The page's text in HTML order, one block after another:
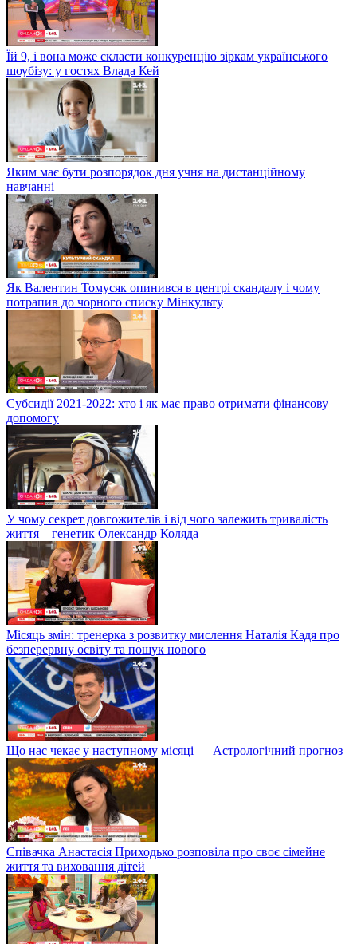
Їй 9, і вона може скласти конкуренцію зіркам українського
шоубізу: у гостях Влада Кей
Яким має бути розпорядок дня учня на дистанційному
навчанні
Як Валентин Томусяк опинився в центрі скандалу і чому
потрапив до чорного списку Мінкульту
Субсидії 2021-2022: хто і як має право отримати фінансову
допомогу
У чому секрет довгожителів і від чого залежить тривалість
життя – генетик Олександр Коляда
Місяць змін: тренерка з розвитку мислення Наталія Кадя про
безперервну освіту та пошук нового
Що нас чекає у наступному місяці — Астрологічний прогноз
Співачка Анастасія Приходько розповіла про своє сімейне
життя та виховання дітей